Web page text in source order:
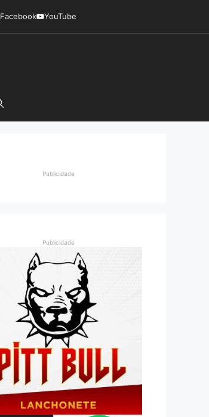
Facebook YouTube
Publicidade
Publicidade